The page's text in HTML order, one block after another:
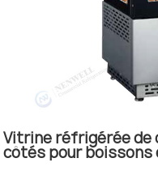
Vitrine réfrigérée de
côtés pour boissons